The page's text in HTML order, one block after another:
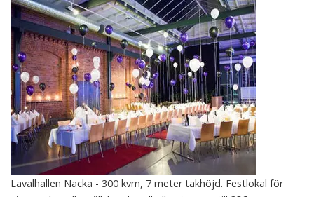
Lavalhallen Nacka - 300 kvm, 7 meter takhöjd. Festlokal för